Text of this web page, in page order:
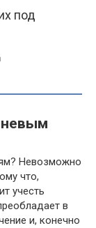
под
Невозможно
что,
учесть
в
и, конечно